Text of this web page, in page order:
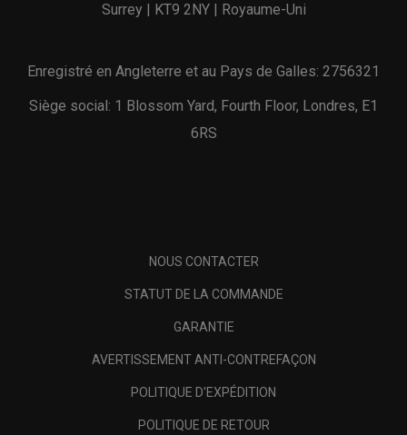
Surrey | KT9 2NY | Royaume-Uni
Enregistré en Angleterre et au Pays de Galles: 2756321
Siège social: 1 Blossom Yard, Fourth Floor, Londres, E1
6RS
NOUS CONTACTER
STATUT DE LA COMMANDE
GARANTIE
AVERTISSEMENT ANTI-CONTREFAÇON
POLITIQUE D'EXPÉDITION
POLITIQUE DE RETOUR